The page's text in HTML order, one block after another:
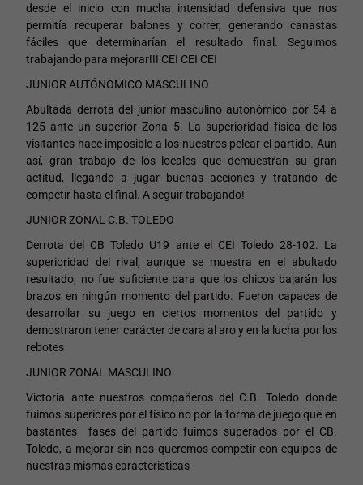
desde el inicio con mucha intensidad defensiva que nos
permitía recuperar balones y correr, generando canastas
fáciles que determinarían el resultado final. Seguimos
trabajando para mejorar!!! CEI CEI CEI
JUNIOR AUTÓNOMICO MASCULINO
Abultada derrota del junior masculino autonómico por 54 a
125 ante un superior Zona 5. La superioridad física de los
visitantes hace imposible a los nuestros pelear el partido. Aun
así, gran trabajo de los locales que demuestran su gran
actitud, llegando a jugar buenas acciones y tratando de
competir hasta el final. A seguir trabajando!
JUNIOR ZONAL C.B. TOLEDO
Derrota del CB Toledo U19 ante el CEI Toledo 28-102. La
superioridad del rival, aunque se muestra en el abultado
resultado, no fue suficiente para que los chicos bajarán los
brazos en ningún momento del partido. Fueron capaces de
desarrollar su juego en ciertos momentos del partido y
demostraron tener carácter de cara al aro y en la lucha por los
rebotes
JUNIOR ZONAL MASCULINO
Victoria ante nuestros compañeros del C.B. Toledo donde
fuimos superiores por el físico no por la forma de juego que en
bastantes fases del partido fuimos superados por el CB.
Toledo, a mejorar sin nos queremos competir con equipos de
nuestras mismas características